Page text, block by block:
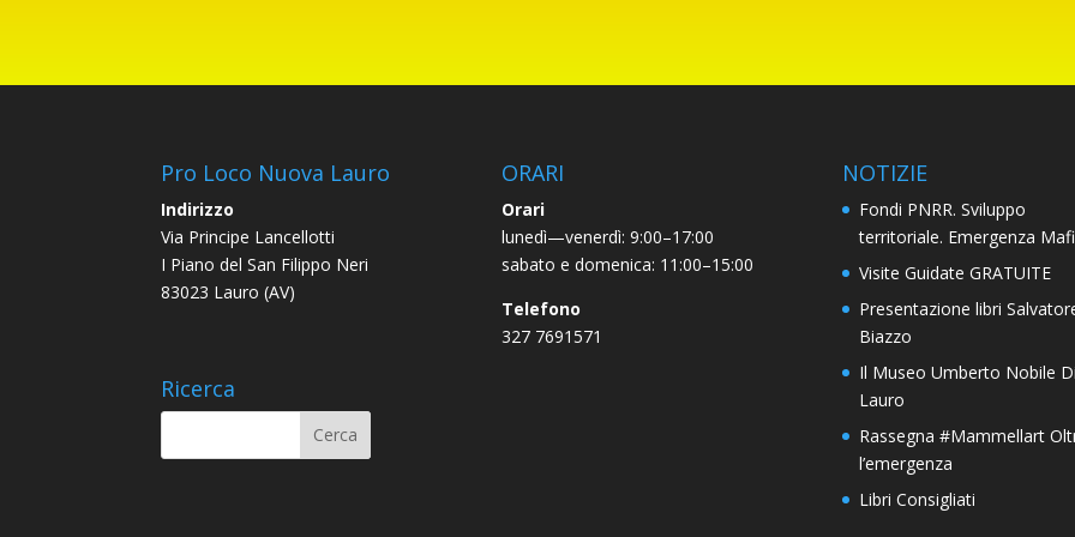
Pro Loco Nuova Lauro
Indirizzo
Via Principe Lancellotti
I Piano del San Filippo Neri
83023 Lauro (AV)
Ricerca
ORARI
Orari
lunedì—venerdì: 9:00–17:00
sabato e domenica: 11:00–15:00
Telefono
327 7691571
NOTIZIE
Fondi PNRR. Sviluppo
territoriale. Emergenza
Visite Guidate GRATUITE
Presentazione libri
Biazzo
Il Museo Umberto Nobile Di
Lauro
Rassegna #Mammellart
l’emergenza
Libri Consigliati